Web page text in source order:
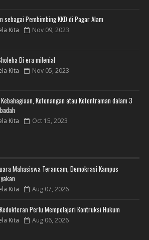
sebagai Pembimbing KKD di Pagar Alam
Kita Nov 09, 2023
Di era milenial
Kita Nov 05, 2023
Ketenangan atau Ketentraman dalam 3
Kita Oct 15, 2023
Mahasiswa Terancam, Demokrasi Kampus
Kita Aug 07, 2026
Perlu Mempelajari Kontruksi Hukum
Kita Aug 06, 2026